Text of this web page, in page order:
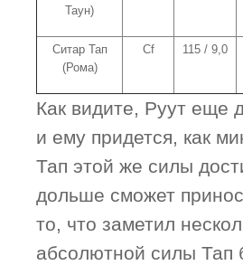
Таун)
Ситар Тап
(Рома)
Cf 115 / 9,0
Как видите, Руут еще
и ему придется, как
Тап этой же силы
дольше сможет
то, что заметил
абсолютной силы Тап